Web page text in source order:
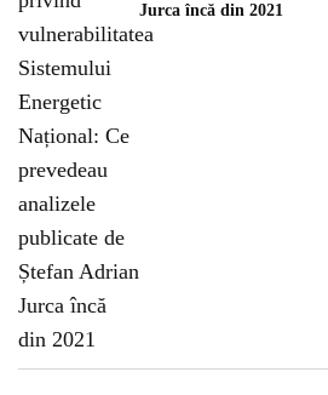
Jurca încă din 2021